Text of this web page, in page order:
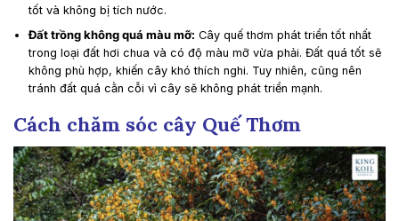
tốt và không bị tích nước.
Đất trồng không quá màu mỡ: Cây quế thơm phát triển tốt nhất
trong loại đất hơi chua và có độ màu mỡ vừa phải. Đất quá tốt sẽ
không phù hợp, khiến cây khó thích nghi. Tuy nhiên, cũng nên
tránh đất quá cằn cỗi vì cây sẽ không phát triển mạnh.
Cách chăm sóc cây Quế Thơm